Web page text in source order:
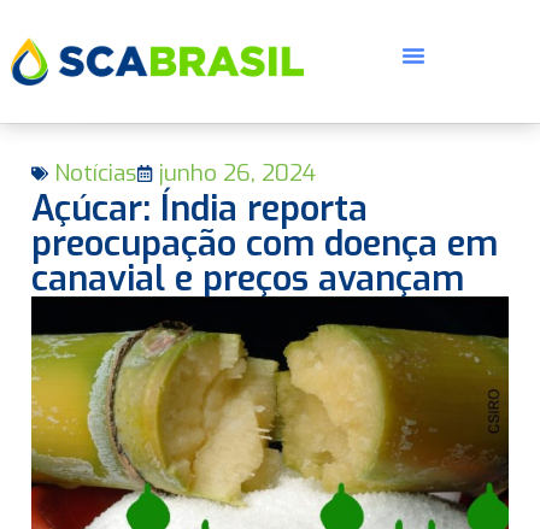
Notícias junho 26, 2024
Açúcar: Índia reporta
preocupação com doença em
canavial e preços avançam